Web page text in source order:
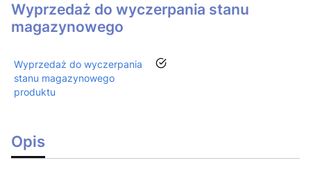
Wyprzedaż do wyczerpania stanu
magazynowego
Wyprzedaż do wyczerpania
stanu magazynowego
produktu
tak
Opis